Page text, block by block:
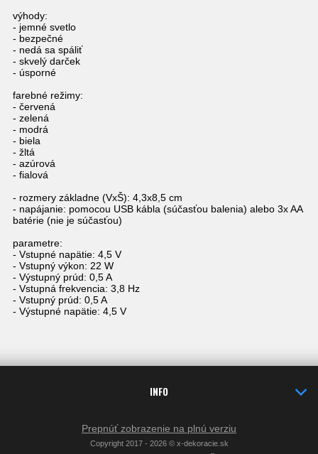
výhody:
- jemné svetlo
- bezpečné
- nedá sa spáliť
- skvelý darček
- úsporné
farebné režimy:
- červená
- zelená
- modrá
- biela
- žltá
- azúrová
- fialová
- rozmery základne (VxŠ): 4,3x8,5 cm
- napájanie: pomocou USB kábla (súčasťou balenia) alebo 3x AA
batérie (nie je súčasťou)
parametre:
- Vstupné napätie: 4,5 V
- Vstupný výkon: 22 W
- Výstupný prúd: 0,5 A
- Vstupná frekvencia: 3,8 Hz
- Vstupný prúd: 0,5 A
- Výstupné napätie: 4,5 V
INFO
Prepnúť zobrazenie na plnú verziu
Copyright 2017 - 2026 © x-dekoracie.sk